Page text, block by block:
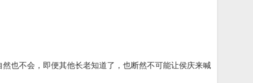
也不会，即便其他长老知道了，也断然不可能让侯庆来喊